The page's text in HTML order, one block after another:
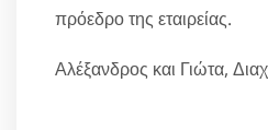
πρόεδρο της εταιρείας.
Αλέξανδρος και Γιώτα,